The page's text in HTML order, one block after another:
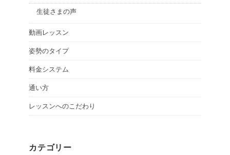
生徒さまの声
動画レッスン
姿勢のタイプ
料金システム
通い方
レッスンへのこだわり
カテゴリー